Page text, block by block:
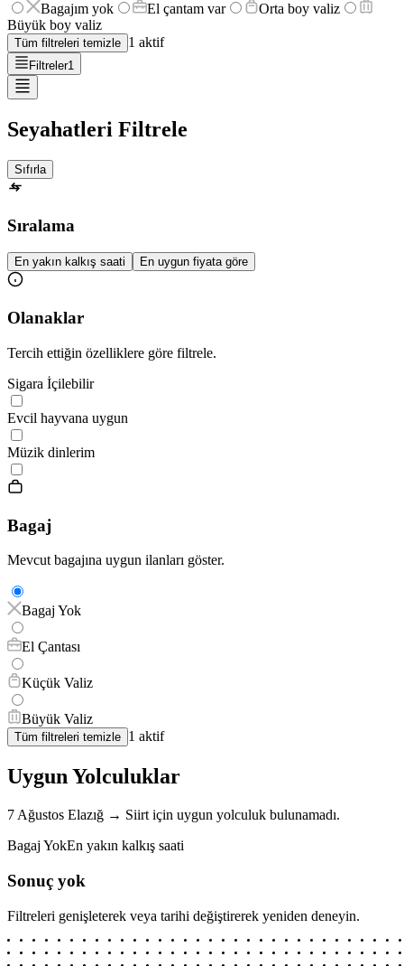
Bagajım yok El çantam var
Orta boy valiz
Büyük boy valiz
Tüm filtreleri temizle 1 aktif
Filtreler1
Seyahatleri Filtrele
Sıfırla
Sıralama
En yakın kalkış saati En uygun fiyata göre
Olanaklar
Tercih ettiğin özelliklere göre filtrele.
Sigara İçilebilir
Evcil hayvana uygun
Müzik dinlerim
Bagaj
Mevcut bagajına uygun ilanları göster.
Bagaj Yok
El Çantası
Küçük Valiz
Büyük Valiz
Tüm filtreleri temizle 1 aktif
Uygun Yolculuklar
7 Ağustos Elazığ → Siirt için uygun yolculuk bulunamadı.
Bagaj YokEn yakın kalkış saati
Sonuç yok
Filtreleri genişleterek veya tarihi değiştirerek yeniden deneyin.